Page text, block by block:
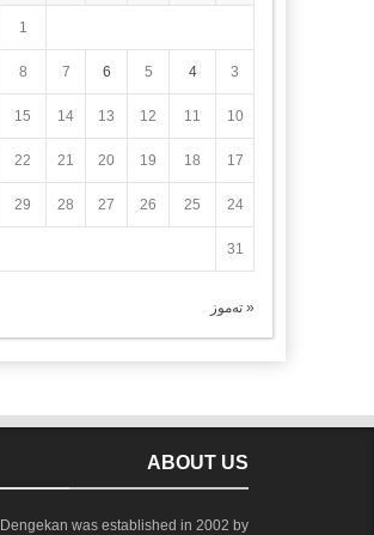
1
3
4
5
6
7
8
10
11
12
13
14
15
17
18
19
20
21
22
24
25
26
27
28
29
31
« تەموز
ABOUT US
Dengekan was established in 2002 by